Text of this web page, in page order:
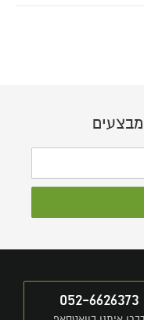
052-6626373